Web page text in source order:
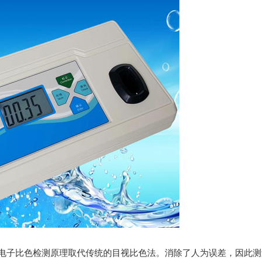
子比色检测原理取代传统的目视比色法。消除了人为误差，因此测